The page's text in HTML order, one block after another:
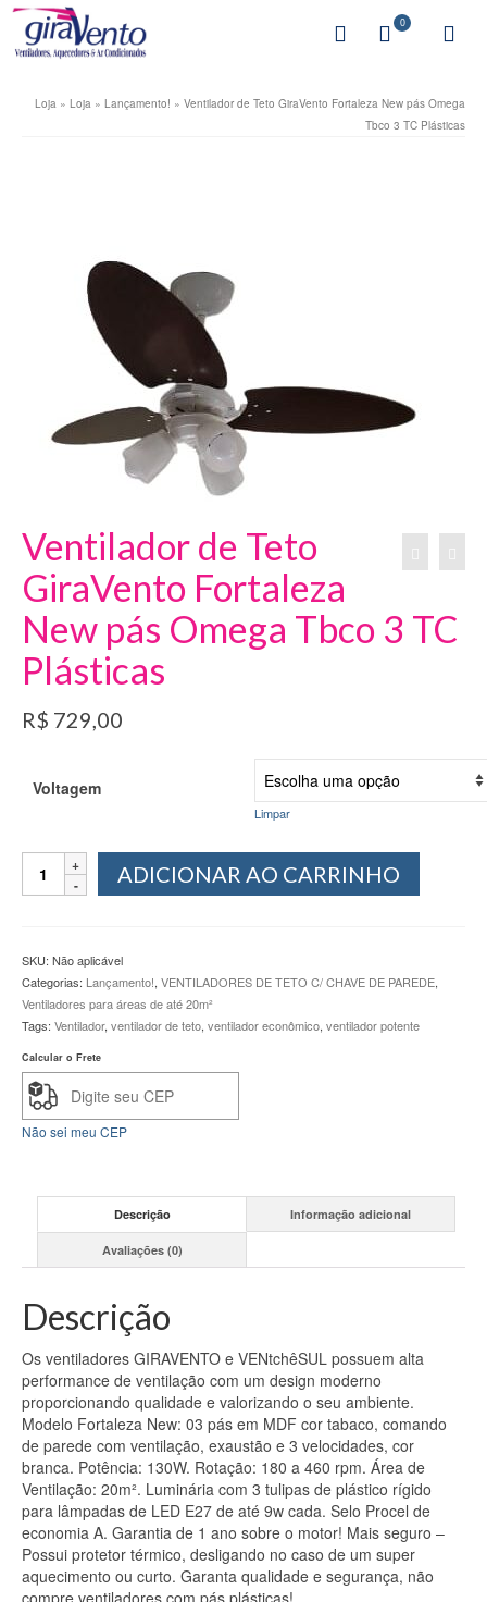
0
Loja » Loja » Lançamento! » Ventilador de Teto GiraVento Fortaleza New pás Omega
Tbco 3 TC Plásticas
Ventilador de Teto
GiraVento Fortaleza
New pás Omega Tbco 3 TC
Plásticas
R$ 729,00
Voltagem
Limpar
Ventilador
New
pás
Omega
Tbco
3
TC
Plásticas
quantidade
ADICIONAR AO CARRINHO
SKU: Não aplicável
Categorias: Lançamento!, VENTILADORES DE TETO C/ CHAVE DE PAREDE,
Ventiladores para áreas de até 20m²
Tags: Ventilador, ventilador de teto, ventilador econômico, ventilador potente
Calcular o Frete
Não sei meu CEP
Descrição Informação adicional
Avaliações (0)
Descrição
Os ventiladores GIRAVENTO e VENtchêSUL possuem alta
performance de ventilação com um design moderno
proporcionando qualidade e valorizando o seu ambiente.
Modelo Fortaleza New: 03 pás em MDF cor tabaco, comando
de parede com ventilação, exaustão e 3 velocidades, cor
branca. Potência: 130W. Rotação: 180 a 460 rpm. Área de
Ventilação: 20m². Luminária com 3 tulipas de plástico rígido
para lâmpadas de LED E27 de até 9w cada. Selo Procel de
economia A. Garantia de 1 ano sobre o motor! Mais seguro –
Possui protetor térmico, desligando no caso de um super
aquecimento ou curto. Garanta qualidade e segurança, não